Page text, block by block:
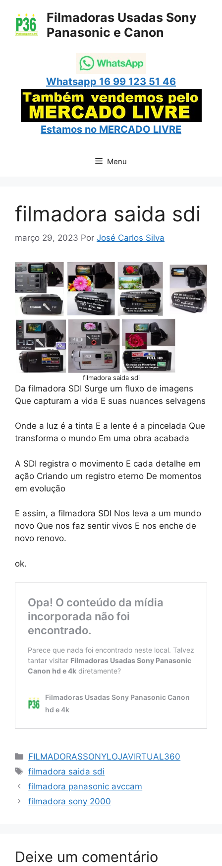
para
Filmadoras Usadas Sony
Panasonic e Canon
Whatsapp 16 99 123 51 46
Estamos no MERCADO LIVRE
Menu
filmadora saida sdi
março 29, 2023 Por José Carlos Silva
filmadora saida sdi
Da filmadora SDI Surge um fluxo de imagens
Que capturam a vida E suas nuances selvagens
Onde a luz é a tinta E a lente é a pincelada Que
transforma o mundo Em uma obra acabada
A SDI registra o movimento E cada detalhe em
ação Criando um registro eterno De momentos
em evolução
E assim, a filmadora SDI Nos leva a um mundo
novo Que nos faz sentir vivos E nos enche de
novo renovo.
ok.
Categorias
FILMADORASSONYLOJAVIRTUAL360
Tags
filmadora saida sdi
filmadora panasonic avccam
filmadora sony 2000
Deixe um comentário